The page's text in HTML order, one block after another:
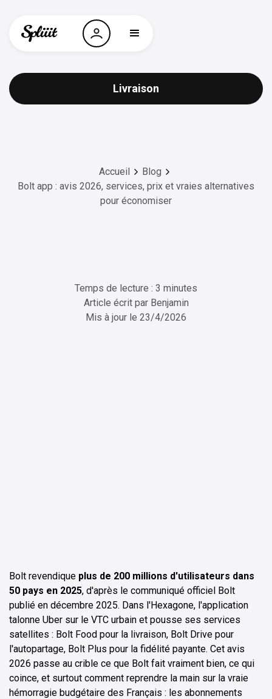
Livraison
Accueil
Blog
Bolt app : avis 2026, services, prix et vraies alternatives
pour économiser
Temps de lecture : 3 minutes
Article écrit par Benjamin
Mis à jour le 23/4/2026
Bolt revendique plus de 200 millions d'utilisateurs dans
50 pays en 2025, d'après le communiqué officiel Bolt
publié en décembre 2025. Dans l'Hexagone, l'application
talonne Uber sur le VTC urbain et pousse ses services
satellites : Bolt Food pour la livraison, Bolt Drive pour
l'autopartage, Bolt Plus pour la fidélité payante. Cet avis
2026 passe au crible ce que Bolt fait vraiment bien, ce qui
coince, et surtout comment reprendre la main sur la vraie
hémorragie budgétaire des Français : les abonnements